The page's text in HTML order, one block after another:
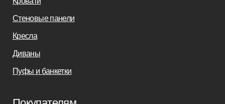
sofas-decor@mail.ru
Заказать звонок